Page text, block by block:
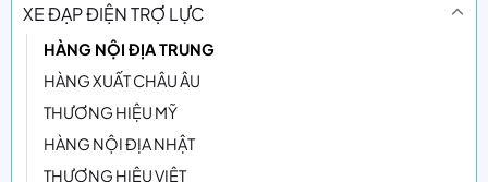
XE ĐẠP ĐIỆN TRỢ LỰC
HÀNG NỘI ĐỊA TRUNG
HÀNG XUẤT CHÂU ÂU
THƯƠNG HIỆU MỸ
HÀNG NỘI ĐỊA NHẬT
THƯƠNG HIỆU VIỆT